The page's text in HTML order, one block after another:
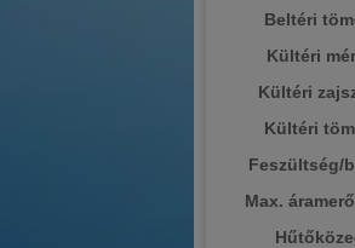
Beltéri
Kültéri
Kültéri
Kültéri
Feszültség/
Max.